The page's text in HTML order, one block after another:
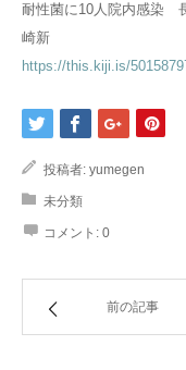
耐性菌に10人院内感染
崎新
https://this.kiji.is/
投稿者: yumegen
未分類
コメント: 0
前の記事